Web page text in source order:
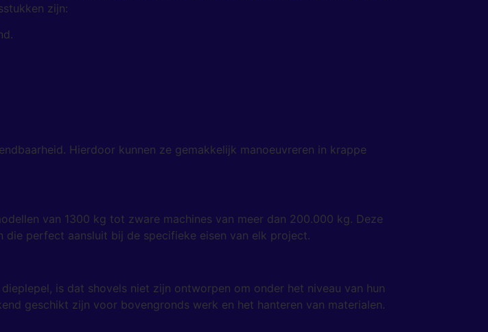
zijn:
Hierdoor kunnen ze gemakkelijk manoeuvreren in krappe
van 1300 kg tot zware machines van meer dan 200.000 kg. Deze
perfect aansluit bij de specifieke eisen van elk project.
is dat shovels niet zijn ontworpen om onder het niveau van hun
geschikt zijn voor bovengronds werk en het hanteren van materialen.